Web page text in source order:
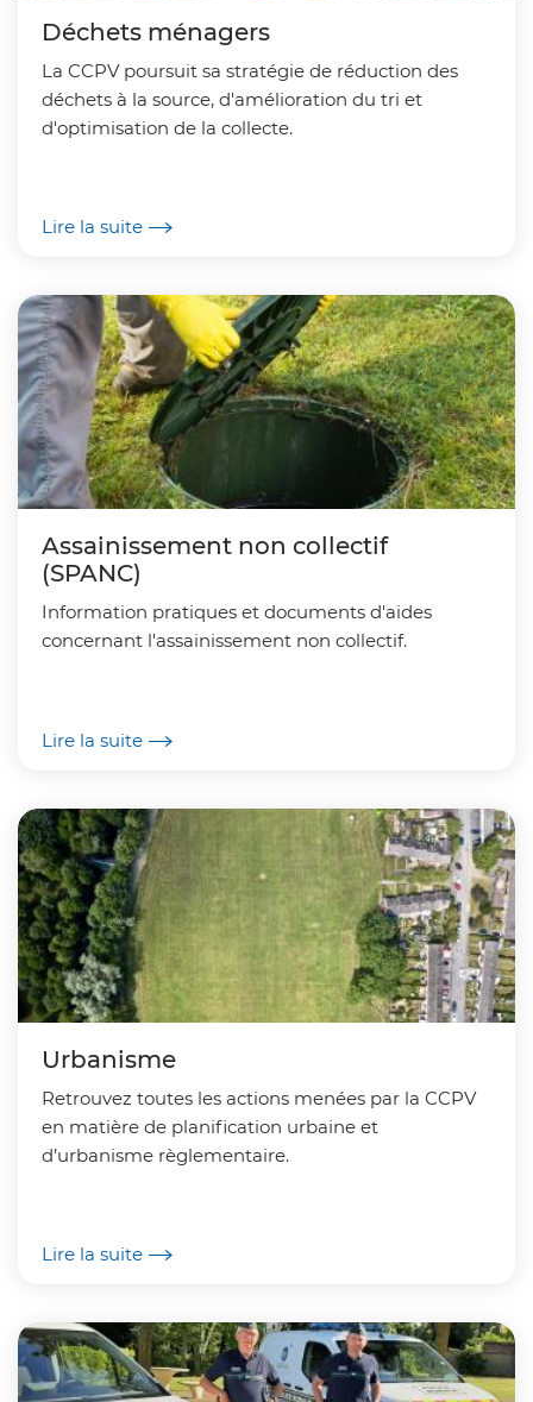
Déchets ménagers
La CCPV poursuit sa stratégie de réduction des
déchets à la source, d'amélioration du tri et
d'optimisation de la collecte.
Lire la suite
Assainissement non collectif
(SPANC)
Information pratiques et documents d'aides
concernant l'assainissement non collectif.
Lire la suite
Urbanisme
Retrouvez toutes les actions menées par la CCPV
en matière de planification urbaine et
d’urbanisme règlementaire.
Lire la suite